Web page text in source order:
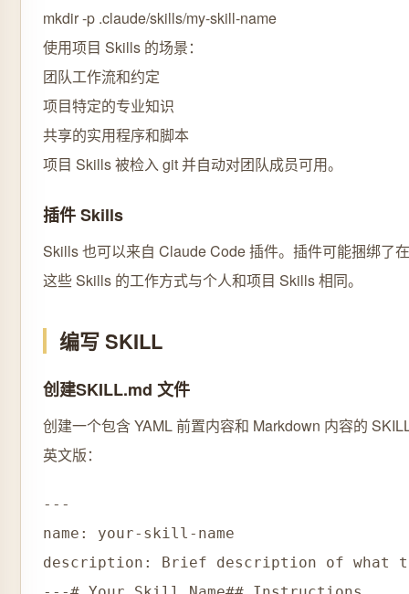
mkdir -p .claude/skills/my-skill-name
使用项目 Skills 的场景：
团队工作流和约定
项目特定的专业知识
共享的实用程序和脚本
项目 Skills 被检入 git 并自动对团队成员可用。
插件 Skills
Skills 也可以来自 Claude Code 插件。插件可能捆绑了
这些 Skills 的工作方式与个人和项目 Skills 相同。
编写 SKILL
创建SKILL.md 文件
创建一个包含 YAML 前置内容和 Markdown 内容的
英文版：
---
name: your-skill-name
description: Brief description of what